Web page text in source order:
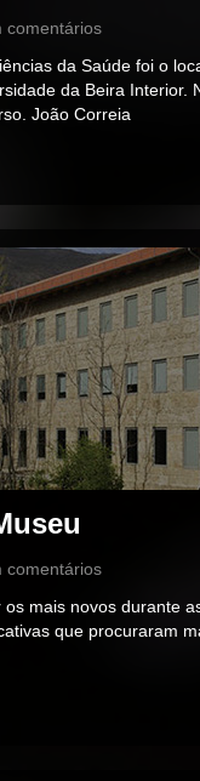
comentários
da Saúde foi o
da Beira Interior.
João Correia
comentários
mais novos durante
que procuraram